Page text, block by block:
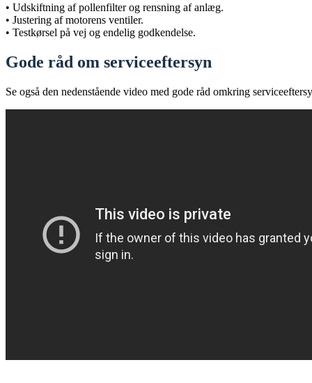
• Udskiftning af pollenfilter og rensning af anlæg.
• Justering af motorens ventiler.
• Testkørsel på vej og endelig godkendelse.
Gode råd om serviceeftersyn
Se også den nedenstående video med gode råd omkring